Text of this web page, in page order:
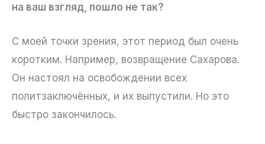
на ваш взгляд, пошло не так?
С моей точки зрения, этот период был очень
коротким. Например, возвращение Сахарова.
Он настоял на освобождении всех
политзаключённых, и их выпустили. Но это
быстро закончилось.